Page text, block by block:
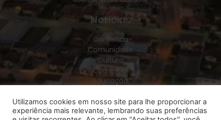
Notícias
Contenda
Comunidade
Cultura
Comercial
Educação
Geral
Política
Utilizamos cookies em nosso site para lhe proporcionar a
experiência mais relevante, lembrando suas preferências